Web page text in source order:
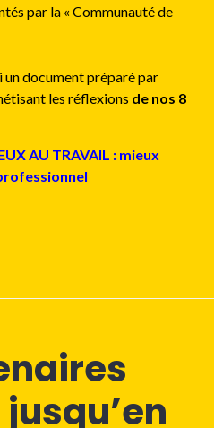
par la « Communauté de
document préparé par
les réflexions de nos 8
AU TRAVAIL : mieux